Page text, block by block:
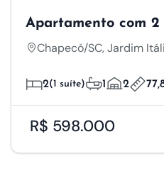
Apartamento com 2
Chapecó/SC, Jardim
2(1 suíte) 1 2
R$ 598.000